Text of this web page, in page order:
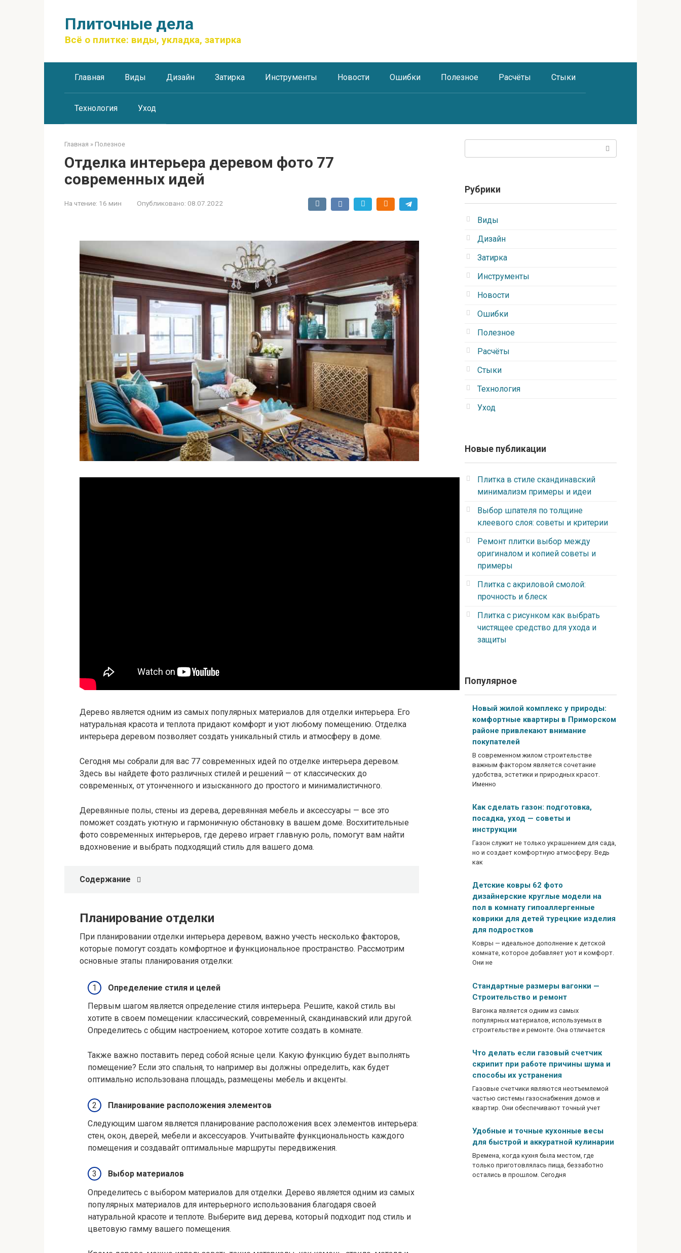
Плиточные дела
Всё о плитке: виды, укладка, затирка
Главная Виды Дизайн Затирка Инструменты Новости Ошибки Полезное Расчёты Стыки
Технология Уход
Главная » Полезное
Отделка интерьера деревом фото 77
современных идей
На чтение: 16 мин Опубликовано: 08.07.2022
Дерево является одним из самых популярных материалов для отделки интерьера. Его
натуральная красота и теплота придают комфорт и уют любому помещению. Отделка
интерьера деревом позволяет создать уникальный стиль и атмосферу в доме.
Сегодня мы собрали для вас 77 современных идей по отделке интерьера деревом.
Здесь вы найдете фото различных стилей и решений — от классических до
современных, от утонченного и изысканного до простого и минималистичного.
Деревянные полы, стены из дерева, деревянная мебель и аксессуары — все это
поможет создать уютную и гармоничную обстановку в вашем доме. Восхитительные
фото современных интерьеров, где дерево играет главную роль, помогут вам найти
вдохновение и выбрать подходящий стиль для вашего дома.
Содержание
Планирование отделки
При планировании отделки интерьера деревом, важно учесть несколько факторов,
которые помогут создать комфортное и функциональное пространство. Рассмотрим
основные этапы планирования отделки:
Определение стиля и целей
Первым шагом является определение стиля интерьера. Решите, какой стиль вы
хотите в своем помещении: классический, современный, скандинавский или другой.
Определитесь с общим настроением, которое хотите создать в комнате.
Также важно поставить перед собой ясные цели. Какую функцию будет выполнять
помещение? Если это спальня, то например вы должны определить, как будет
оптимально использована площадь, размещены мебель и акценты.
Планирование расположения элементов
Следующим шагом является планирование расположения всех элементов интерьера:
стен, окон, дверей, мебели и аксессуаров. Учитывайте функциональность каждого
помещения и создавайт оптимальные маршруты передвижения.
Выбор материалов
Определитесь с выбором материалов для отделки. Дерево является одним из самых
популярных материалов для интерьерного использования благодаря своей
натуральной красоте и теплоте. Выберите вид дерева, который подходит под стиль и
цветовую гамму вашего помещения.
Рубрики
Виды
Дизайн
Затирка
Инструменты
Новости
Ошибки
Полезное
Расчёты
Стыки
Технология
Уход
Новые публикации
Плитка в стиле скандинавский
минимализм примеры и идеи
Выбор шпателя по толщине
клеевого слоя: советы и критерии
Ремонт плитки выбор между
оригиналом и копией советы и
примеры
Плитка с акриловой смолой:
прочность и блеск
Плитка с рисунком как выбрать
чистящее средство для ухода и
защиты
Популярное
Новый жилой комплекс у природы:
комфортные квартиры в Приморском
районе привлекают внимание
покупателей
В современном жилом строительстве
важным фактором является сочетание
удобства, эстетики и природных красот.
Именно
Как сделать газон: подготовка,
посадка, уход — советы и
инструкции
Газон служит не только украшением для сада,
но и создает комфортную атмосферу. Ведь
как
Детские ковры 62 фото
дизайнерские круглые модели на
пол в комнату гипоаллергенные
коврики для детей турецкие изделия
для подростков
Ковры — идеальное дополнение к детской
комнате, которое добавляет уют и комфорт.
Они не
Стандартные размеры вагонки —
Строительство и ремонт
Вагонка является одним из самых
популярных материалов, используемых в
строительстве и ремонте. Она отличается
Что делать если газовый счетчик
скрипит при работе причины шума и
способы их устранения
Газовые счетчики являются неотъемлемой
частью системы газоснабжения домов и
квартир. Они обеспечивают точный учет
Удобные и точные кухонные весы
для быстрой и аккуратной кулинарии
Времена, когда кухня была местом, где
только приготовлялась пища, беззаботно
остались в прошлом. Сегодня